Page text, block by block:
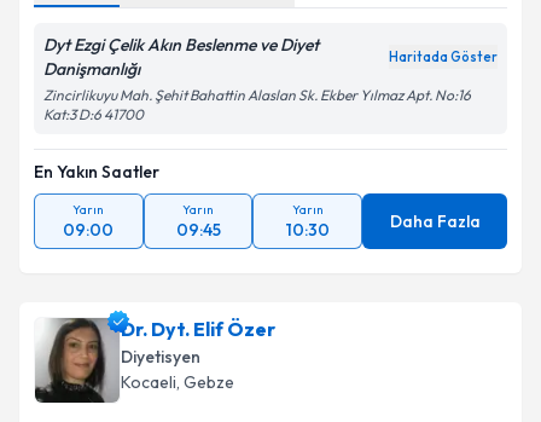
Dyt Ezgi Çelik Akın Beslenme ve Diyet
Danişmanlığı
Haritada Göster
Zincirlikuyu Mah. Şehit Bahattin Alaslan Sk. Ekber Yılmaz Apt. No:16
Kat:3 D:6 41700
En Yakın Saatler
Yarın
09:00
Yarın
09:45
Yarın
10:30 Daha Fazla
Dr. Dyt. Elif Özer
Diyetisyen
Kocaeli, Gebze